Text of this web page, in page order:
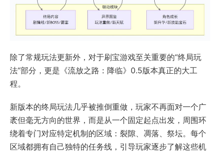
除了常规玩法更新外，对于刷宝游戏至关重要的“终局玩
法”部分，更是《流放之路：降临》0.5版本真正的大工
程。
新版本的终局玩法几乎被推倒重做，玩家不再面对一个广
袤但毫无方向的世界，而是从一个固定起点出发，周围环
绕着专门对应特定机制的区域：裂隙、凋落、祭坛。每个
区域都拥有自己独特的任务线，引导玩家逐步了解这些机